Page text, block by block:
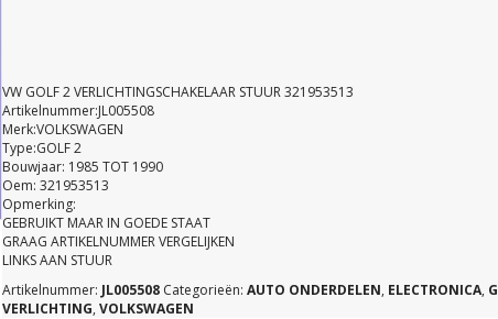
2
STUUR
321953513
VW GOLF 2 VERLICHTINGSCHAKELAAR STUUR 321953513
Artikelnummer:JL005508
Merk:VOLKSWAGEN
Type:GOLF 2
Bouwjaar: 1985 TOT 1990
Oem: 321953513
Opmerking:
GEBRUIKT MAAR IN GOEDE STAAT
GRAAG ARTIKELNUMMER VERGELIJKEN
LINKS AAN STUUR
Artikelnummer: JL005508 Categorieën: AUTO ONDERDELEN, ELECTRONICA,
VERLICHTING, VOLKSWAGEN